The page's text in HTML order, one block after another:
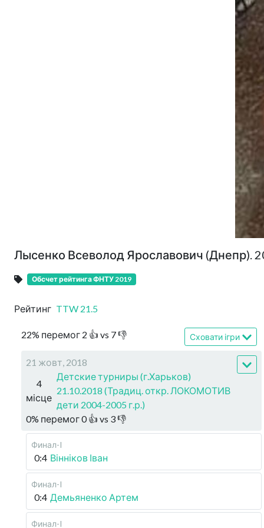
Лысенко Всеволод Ярославович (Днепр).
Обсчет рейтинга ФНТУ 2019
Рейтинг TTW 21.5
22% перемог 2 👍 vs 7👎 Сховати ігри
21 жовт, 2018
4
місце
Детские турниры (г.Харьков)
21.10.2018 (Традиц. откр. ЛОКОМОТИВ
дети 2004-2005 г.р.)
0% перемог0👍 vs 3👎
Финал-I
0:4 Вінніков Іван
Финал-I
0:4 Демьяненко Артем
Финал-I